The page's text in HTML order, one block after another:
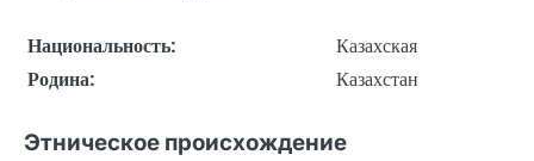
Национальность:
Казахская
Родина:
Казахстан
Этническое происхождение